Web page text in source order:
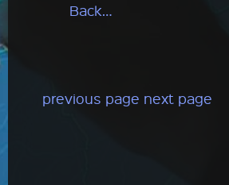
Back…
previous page next page